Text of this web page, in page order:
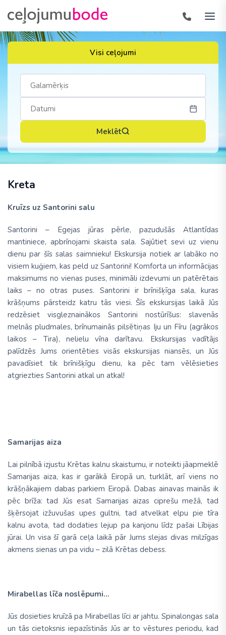
Visi ceļojumi
Meklēt
Kreta
Kruīzs uz Santorini salu
Santorini – Egejas jūras pērle, pazudušās Atlantīdas
mantiniece, apbrīnojami skaista sala. Sajūtiet sevi uz vienu
dienu par šīs salas saimnieku! Ekskursija notiek ar labāko no
visiem kuģiem, kas peld uz Santorini! Komforta un informācijas
maksimums no vienas puses, minimāli izdevumi un patērētais
laiks – no otras puses. Santorini ir brīnišķīga sala, kuras
krāšņums pārsteidz katru tās viesi. Šīs ekskursijas laikā Jūs
redzēsiet visgleznainākos Santorini nostūrīšus: slavenās
melnās pludmales, brīnumainās pilsētiņas Iju un Fīru (agrākos
laikos – Tira), nelielu vīna darītavu. Ekskursijas vadītājs
palīdzēs Jums orientēties visās ekskursijas niansēs, un Jūs
pavadīsiet tik brīnišķīgu dienu, ka pēc tam vēlēsieties
atgriezties Santorini atkal un atkal!
Samarijas aiza
Lai pilnībā izjustu Krētas kalnu skaistumu, ir noteikti jāapmeklē
Samarijas aiza, kas ir garākā Eiropā un, turklāt, arī viens no
krāšņākajiem dabas parkiem Eiropā. Dabas ainavas mainās ik
pēc brīža: tad Jūs esat Samarijas aizas ciprešu mežā, tad
šķērsojat izžuvušas upes gultni, tad atvelkat elpu pie tīra
kalnu avota, tad dodaties lejup pa kanjonu līdz pašai Lībijas
jūrai. Un visa šī garā ceļa laikā pār Jums slejas divas milzīgas
akmens sienas un pa vidu – zilā Krētas debess.
Mirabellas līča noslēpumi...
Jūs dosieties kruīzā pa Mirabellas līci ar jahtu. Spinalongas sala
un tās cietoksnis iepazīstinās Jūs ar to vēstures periodu, kad